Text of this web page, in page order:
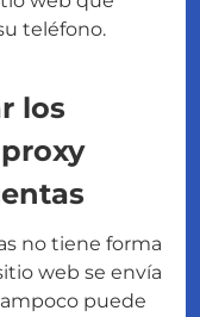
teléfono.
los
no tiene forma
web se envía
puede